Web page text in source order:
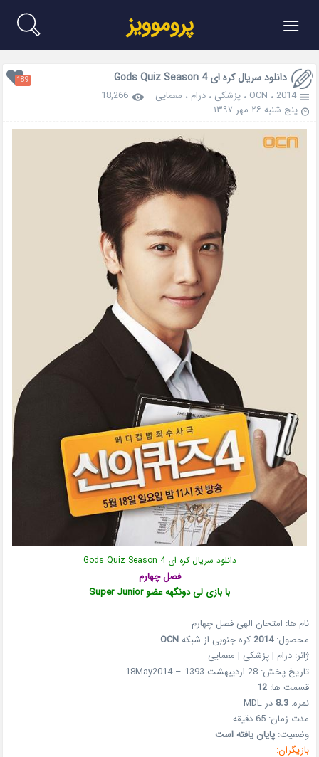
≡ پروموویز
دانلود سریال کره ای Gods Quiz Season 4 189
2014 ، OCN ،پزشکی ،درام ، معمایی
18,266
پنج شنبه ۲۶ مهر ۱۳۹۷
دانلود سریال کره ای Gods Quiz Season 4
فصل چهارم
با بازی لی دونگهه عضو Super Junior
نام ها: امتحان الهی فصل چهارم
محصول:2014کره جنوبی از شبکهOCN
ژانر: درام | پزشکی | معمایی
تاریخ پخش: 28 اردیبهشت 1393 – 18May2014
قسمت ها:12
نمره:8.3 در MDL
مدت زمان: 65 دقیقه
وضعیت:پایان یافته است
بازیگران: